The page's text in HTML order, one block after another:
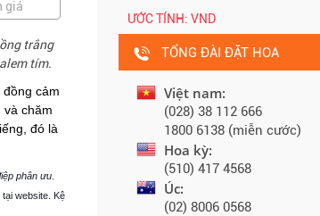
giá
trắng
tím.
cảm
chăm
đó là
phân ưu
website. Kệ
ƯỚC TÍNH: VND
TỔNG ĐÀI ĐẶT HOA
Việt nam:
(028) 38 112 666
1800 6138 (miễn cước)
Hoa kỳ:
(510) 417 4568
Úc:
(02) 8006 0568